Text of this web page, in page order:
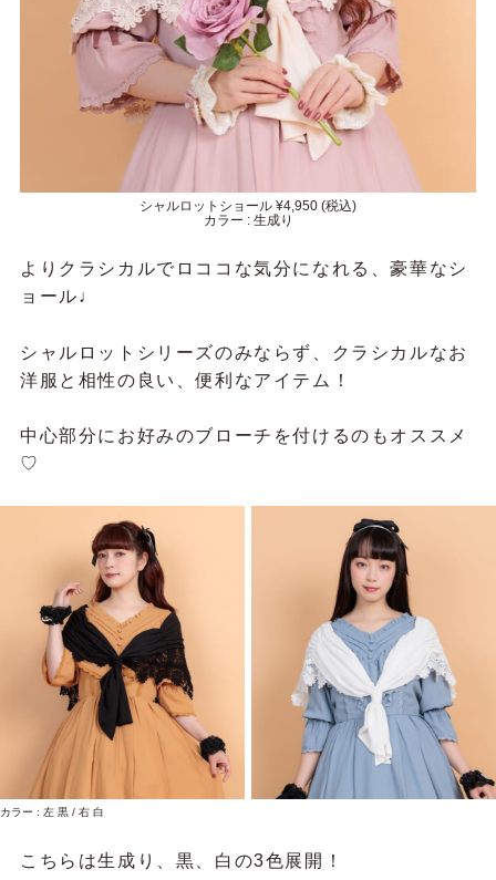
シャルロットショール ¥4,950 (税込)
カラー : 生成り
よりクラシカルでロココな気分になれる、豪華なシ
ョール♩
シャルロットシリーズのみならず、クラシカルなお
洋服と相性の良い、便利なアイテム！
中心部分にお好みのブローチを付けるのもオススメ
♡
カラー : 左 黒 / 右 白
こちらは生成り、黒、白の3色展開！